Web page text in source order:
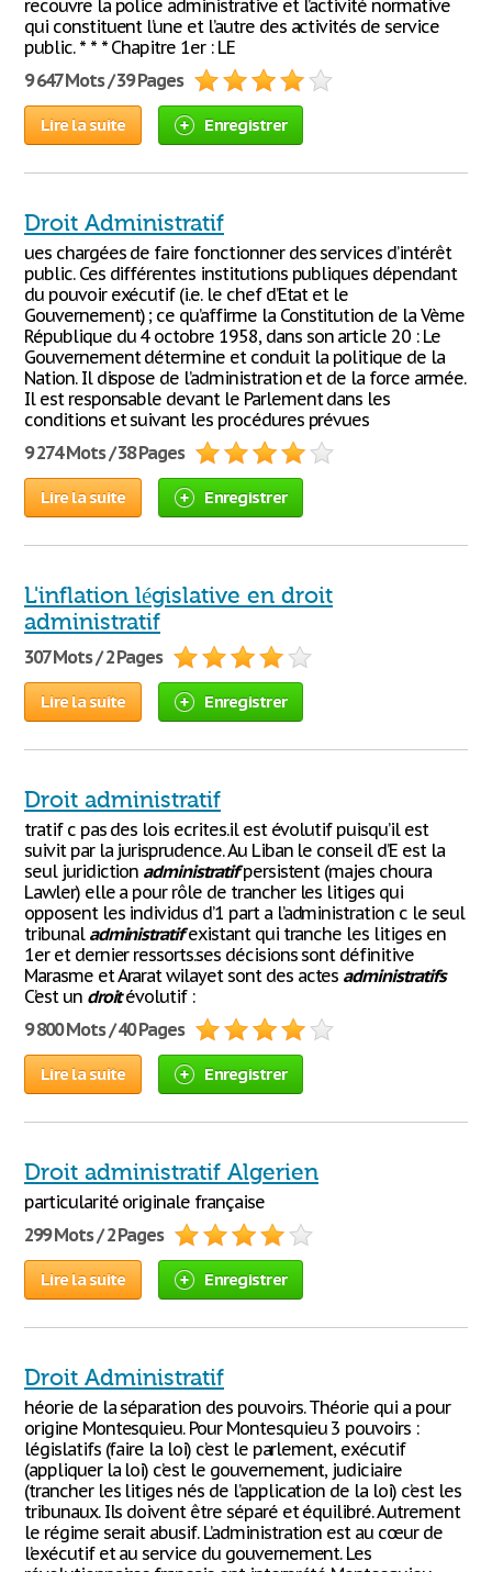
recouvre la police administrative et l’activité normative
qui constituent l’une et l’autre des activités de service
public. * * * Chapitre 1er : LE
9 647 Mots / 39 Pages
Lire la suite Enregistrer
Droit Administratif
ues chargées de faire fonctionner des services d’intérêt
public. Ces différentes institutions publiques dépendant
du pouvoir exécutif (i.e. le chef d’Etat et le
Gouvernement) ; ce qu’affirme la Constitution de la Vème
République du 4 octobre 1958, dans son article 20 : Le
Gouvernement détermine et conduit la politique de la
Nation. Il dispose de l’administration et de la force armée.
Il est responsable devant le Parlement dans les
conditions et suivant les procédures prévues
9 274 Mots / 38 Pages
Lire la suite Enregistrer
L'inflation législative en droit
administratif
307 Mots / 2 Pages
Lire la suite Enregistrer
Droit administratif
tratif c pas des lois ecrites.il est évolutif puisqu’il est
suivit par la jurisprudence. Au Liban le conseil d’E est la
seul juridiction administratifpersistent (majes choura
Lawler) elle a pour rôle de trancher les litiges qui
opposent les individus d’1 part a l’administration c le seul
tribunal administratifexistant qui tranche les litiges en
1er et dernier ressorts.ses décisions sont définitive
Marasme et Ararat wilayet sont des actes administratifs
C’est un droitévolutif :
9 800 Mots / 40 Pages
Lire la suite Enregistrer
Droit administratif Algerien
particularité originale française
299 Mots / 2 Pages
Lire la suite Enregistrer
Droit Administratif
héorie de la séparation des pouvoirs. Théorie qui a pour
origine Montesquieu. Pour Montesquieu 3 pouvoirs :
législatifs (faire la loi) c’est le parlement, exécutif
(appliquer la loi) c’est le gouvernement, judiciaire
(trancher les litiges nés de l’application de la loi) c’est les
tribunaux. Ils doivent être séparé et équilibré. Autrement
le régime serait abusif. L’administration est au cœur de
l’exécutif et au service du gouvernement. Les